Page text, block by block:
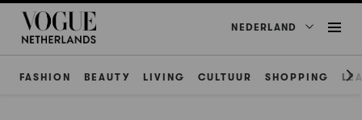
NEDERLAND
FASHION BEAUTY LIVING CULTUUR SHOPPING